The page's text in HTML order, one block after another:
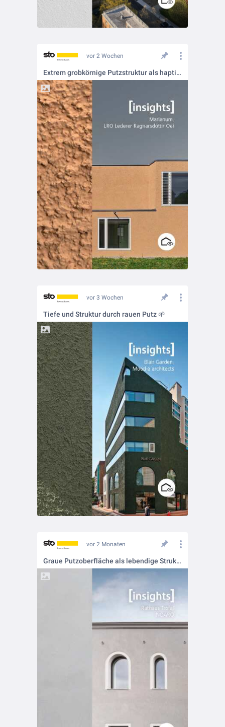
vor 2 Wochen
Extrem grobkörnige Putzstruktur als haptische Identität 🧱
vor 3 Wochen
Tiefe und Struktur durch rauen Putz 🌱
vor 2 Monaten
Graue Putzoberfläche als lebendige Struktur 🌫️